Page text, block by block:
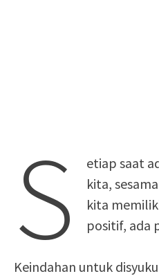
S
etiap saat
kita,
kita
positif, ada
Keindahan untuk